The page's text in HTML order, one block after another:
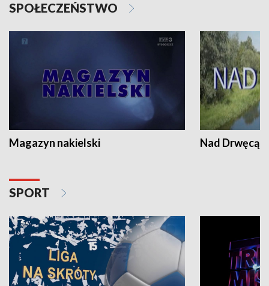
SPOŁECZEŃSTWO
Magazyn nakielski Nad Drwęcą
SPORT